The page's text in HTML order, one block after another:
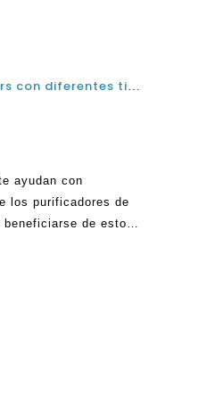
¿Pueden realmente ayudar China H14 HEAP Air Purifiers con diferentes tipos de alergias?
ayudan con
los purificadores de
de estos